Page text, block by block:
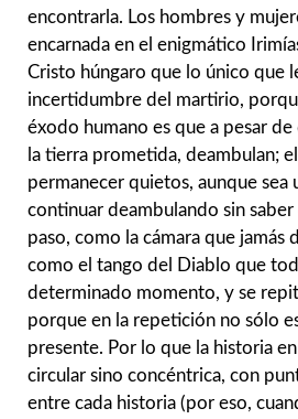
encontrarla. Los hombres y
encarnada en el enigmático
Cristo húngaro que lo único que
incertidumbre del martirio,
éxodo humano es que a pesar de
la tierra prometida, deambulan;
permanecer quietos, aunque sea
continuar deambulando sin
paso, como la cámara que jamás
como el tango del Diablo que
determinado momento, y se
porque en la repetición no sólo
presente. Por lo que la historia en
circular sino concéntrica, con
entre cada historia (por eso,